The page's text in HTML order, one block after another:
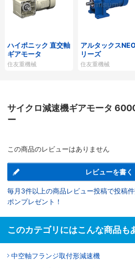
ハイポニック 直交軸
ギアモータ
住友重機械
アルタックス
リーズ
住友重機械
サイクロ減速機ギアモータ
ー
この商品のレビューはありません
レビューを書く
毎月3件以上の商品レビュー投稿で投稿
ポンプレゼント！
このカテゴリにはこんな商品も
中空軸フランジ取付形減速機